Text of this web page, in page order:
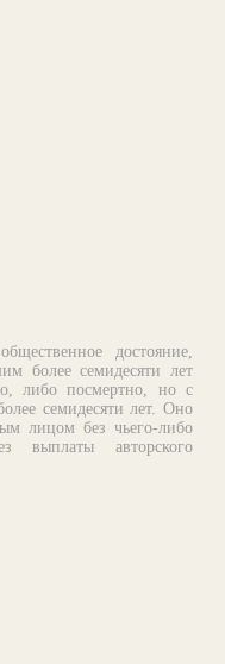
достояние,
более семидесяти лет
либо посмертно, но с
семидесяти лет. Оно
лицом без чьего-либо
выплаты авторского